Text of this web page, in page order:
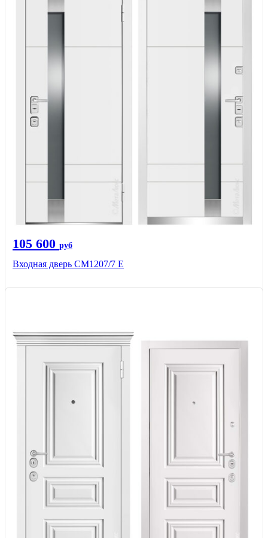
105 600 руб
Входная дверь СМ1207/7 E